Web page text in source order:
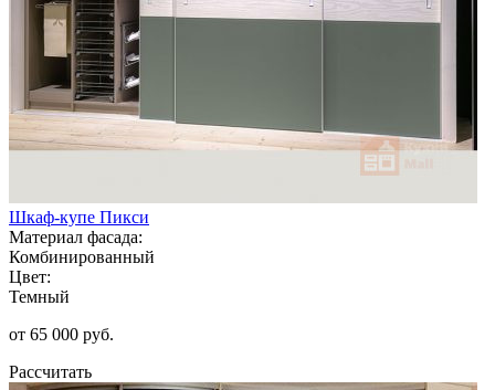
Шкаф-купе Пикси
Материал фасада:
Комбинированный
Цвет:
Темный
от 65 000 руб.
Рассчитать